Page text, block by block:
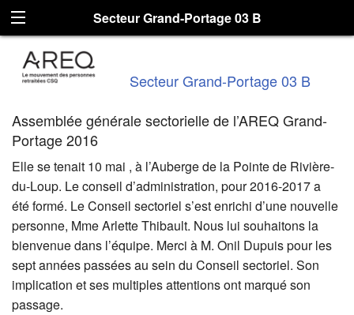
Secteur Grand-Portage 03 B
Secteur Grand-Portage 03 B
Assemblée générale sectorielle de l’AREQ Grand-
Portage 2016
Elle se tenait 10 mai , à l’Auberge de la Pointe de Rivière-
du-Loup. Le conseil d’administration, pour 2016-2017 a
été formé. Le Conseil sectoriel s’est enrichi d’une nouvelle
personne, Mme Arlette Thibault. Nous lui souhaitons la
bienvenue dans l’équipe. Merci à M. Onil Dupuis pour les
sept années passées au sein du Conseil sectoriel. Son
implication et ses multiples attentions ont marqué son
passage.